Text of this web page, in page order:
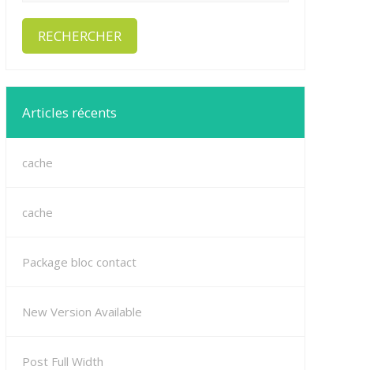
Articles récents
cache
cache
Package bloc contact
New Version Available
Post Full Width